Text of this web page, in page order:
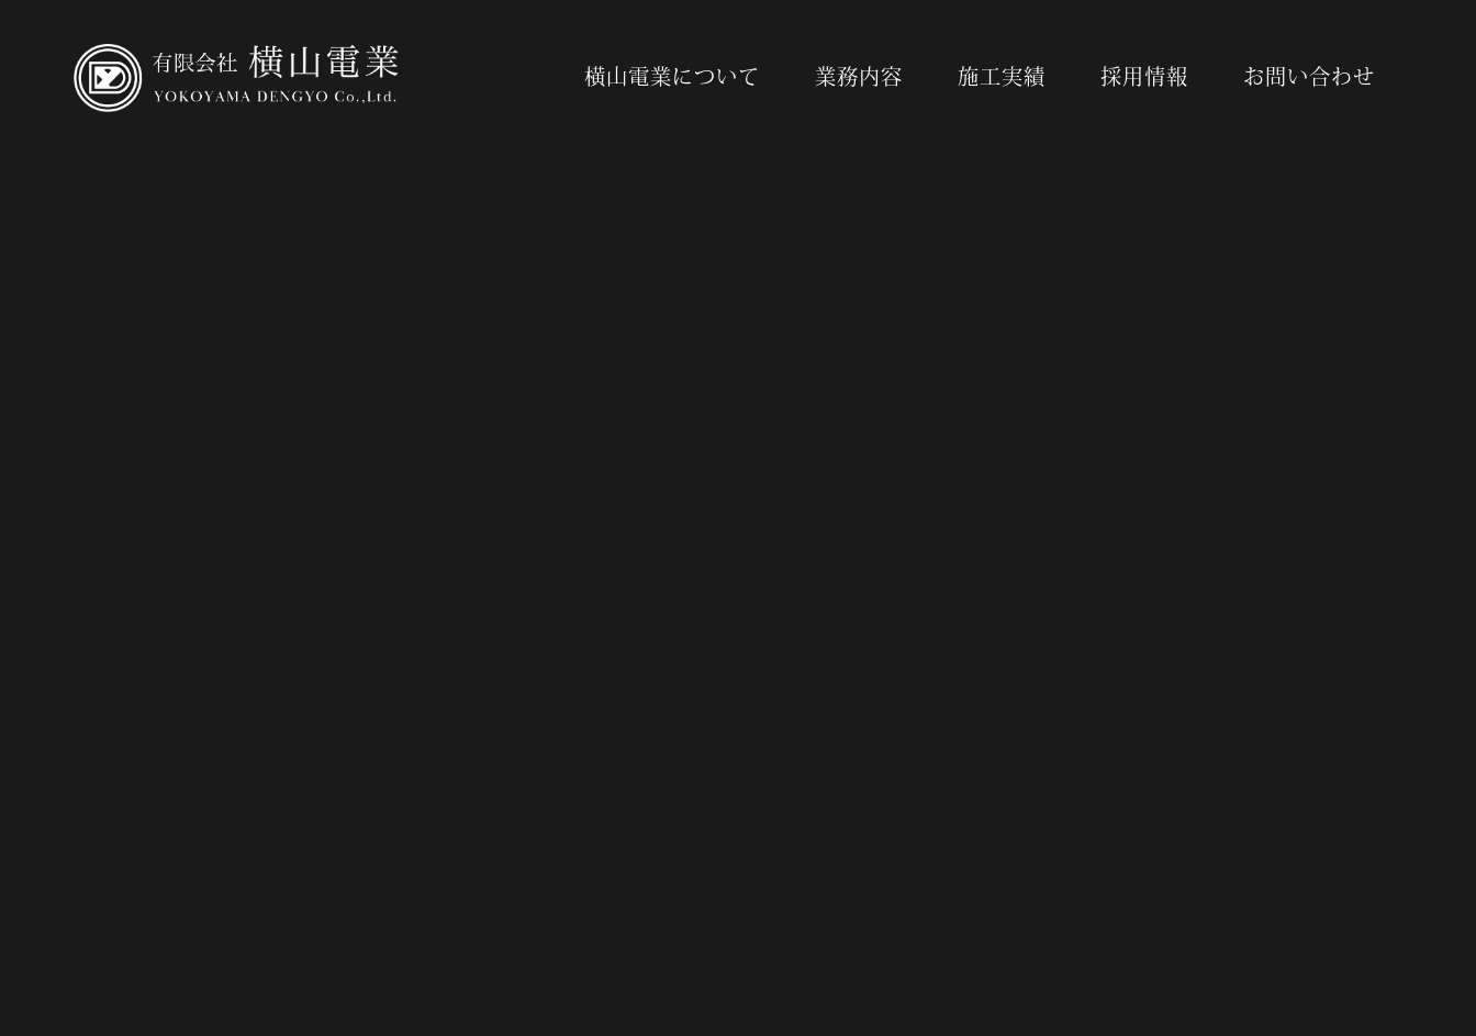
横山電業について 業務内容 施工実績 採用情報 お問い合わせ